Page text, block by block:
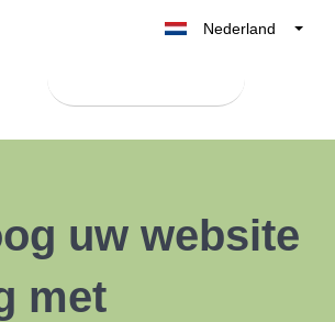
Nederland
België
España
uw website
met